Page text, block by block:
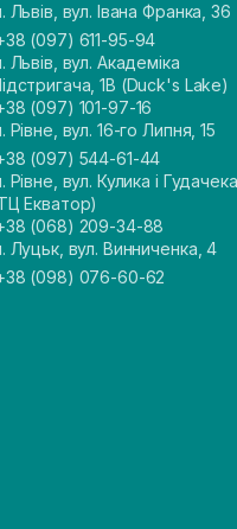
Львів, вул. Івана Франка, 36
(097) 611-95-94
Львів, вул. Академіка
1В (Duck's Lake)
(097) 101-97-16
Рівне, вул. 16-го Липня, 15
(097) 544-61-44
Рівне, вул. Кулика і
Екватор)
(068) 209-34-88
Луцьк, вул. Винниченка, 4
(098) 076-60-62